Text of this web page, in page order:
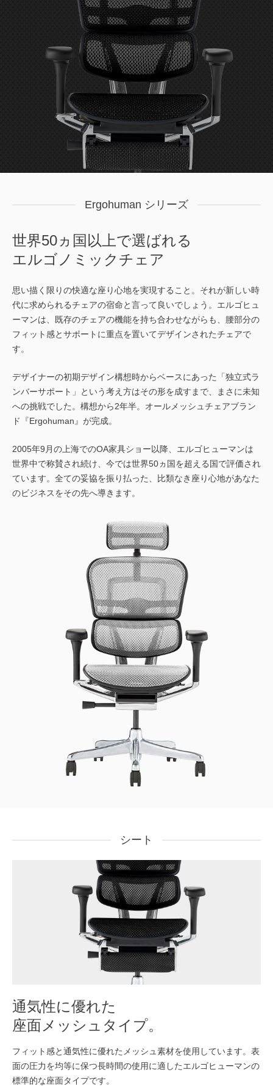
Ergohuman シリーズ
世界50ヵ国以上で選ばれる
エルゴノミックチェア
思い描く限りの快適な座り心地を実現すること。それが新しい時
代に求められるチェアの宿命と言って良いでしょう。エルゴヒュ
ーマンは、既存のチェアの機能を持ち合わせながらも、腰部分の
フィット感とサポートに重点を置いてデザインされたチェアで
す。
デザイナーの初期デザイン構想時からベースにあった「独立式ラ
ンバーサポート」という考え方はその形を成すまで、まさに未知
への挑戦でした。構想から2年半。オールメッシュチェアブラン
ド『Ergohuman』が完成。
2005年9月の上海でのOA家具ショー以降、エルゴヒューマンは
世界中で称賛され続け、今では世界50ヵ国を超える国で評価され
ています。全ての妥協を振り払った、比類なき座り心地があなた
のビジネスをその先へ導きます。
シート
通気性に優れた
座面メッシュタイプ。
フィット感と通気性に優れたメッシュ素材を使用しています。表
面の圧力を均等に保つ長時間の使用に適したエルゴヒューマンの
標準的な座面タイプです。